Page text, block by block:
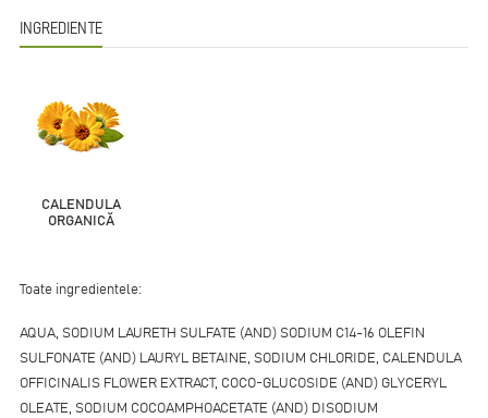
INGREDIENTE
CALENDULA
ORGANICĂ
Toate ingredientele:
AQUA, SODIUM LAURETH SULFATE (AND) SODIUM C14-16 OLEFIN
SULFONATE (AND) LAURYL BETAINE, SODIUM CHLORIDE, CALENDULA
OFFICINALIS FLOWER EXTRACT, COCO-GLUCOSIDE (AND) GLYCERYL
OLEATE, SODIUM COCOAMPHOACETATE (AND) DISODIUM